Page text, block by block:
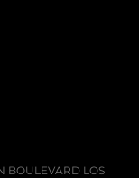
BOULEVARD LOS